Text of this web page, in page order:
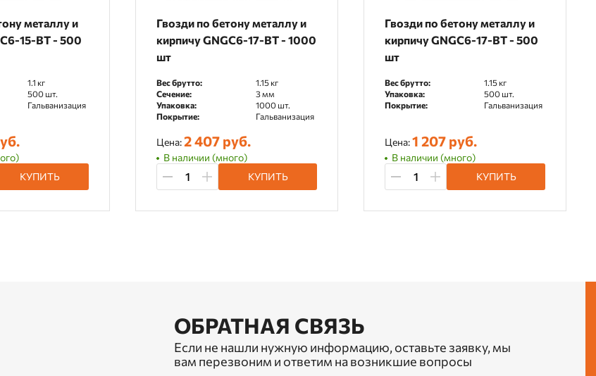
металлу и
15-BT - 500
1.1 кг
500 шт.
Гальванизация
КУПИТЬ
Гвозди по бетону металлу и
кирпичу GNGC6-17-BT - 1000
шт
Вес брутто:
1.15 кг
Сечение:
3 мм
Упаковка:
1000 шт.
Покрытие:
Гальванизация
Цена:2 407 руб.
В наличии (много)
КУПИТЬ
Гвозди по бетону металлу и
кирпичу GNGC6-17-BT - 500
шт
Вес брутто:
1.15 кг
Упаковка:
500 шт.
Покрытие:
Гальванизация
Цена:1 207 руб.
В наличии (много)
КУПИТЬ
ОБРАТНАЯ СВЯЗЬ
Если не нашли нужную информацию, оставьте заявку, мы
вам перезвоним и ответим на возникшие вопросы